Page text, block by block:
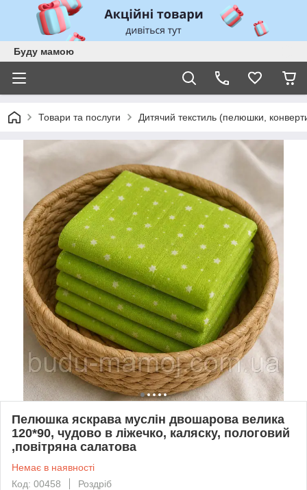
Буду мамою
Товари та послуги Дитячий текстиль (пелюшки,
Пелюшка яскрава муслін двошарова велика
120*90, чудово в ліжечко, каляску, пологовий
,повітряна салатова
Немає в наявності
Код: 00458
Роздріб